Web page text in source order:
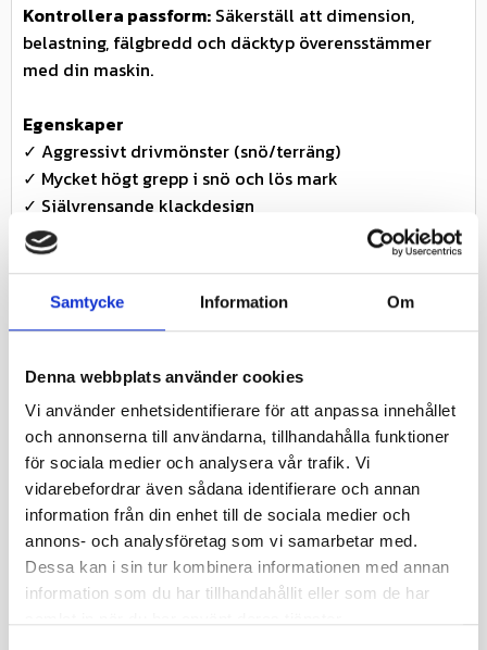
Samtycke Information Om
Denna webbplats använder cookies
Vi använder enhetsidentifierare för att anpassa innehållet
och annonserna till användarna, tillhandahålla funktioner
för sociala medier och analysera vår trafik. Vi
vidarebefordrar även sådana identifierare och annan
information från din enhet till de sociala medier och
annons- och analysföretag som vi samarbetar med.
Dessa kan i sin tur kombinera informationen med annan
information som du har tillhandahållit eller som de har
Kontrollera passform: Säkerställ att dimension,
belastning, fälgbredd och däcktyp överensstämmer
med din maskin.
Egenskaper
✓ Aggressivt drivmönster (snö/terräng)
✓ Mycket högt grepp i snö och lös mark
✓ Självrensande klackdesign
✓ Stabil gång i vinterförhållanden
✓ 4PR-konstruktion för slitstyrka
Användningsområde
✓ Vinterarbete och snöröjning
✓ Arbetsmaskiner i lös terräng
✓ Applikationer med krav på dragkraft
Teknisk information
✓ Dimension: 16x6,50-8
✓ Däcktyp: Snöslungedäck / småmaskinsdäck
✓ Däckmodell: P533
✓ Konstruktion: TL (slanglöst)